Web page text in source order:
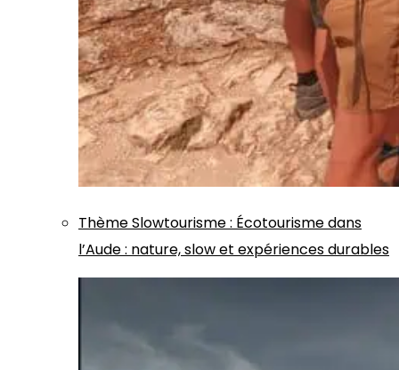
ThèmeSlowtourisme: Écotourisme dans
l’Aude : nature, slow et expériences durables